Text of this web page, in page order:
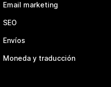
Email marketing
SEO
Envíos
Moneda y traducción